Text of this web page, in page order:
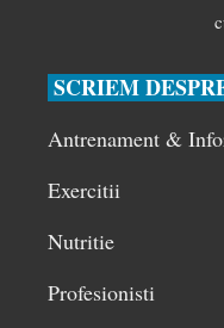
SCRIEM
Antrenament &
Exercitii
Nutritie
Profesionisti